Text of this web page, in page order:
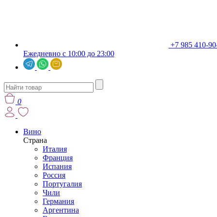
+7 985 410-
Ежедневно с 10:00 до 23:00
0
Вино
Страна
Италия
Франция
Испания
Россия
Португалия
Чили
Германия
Аргентина